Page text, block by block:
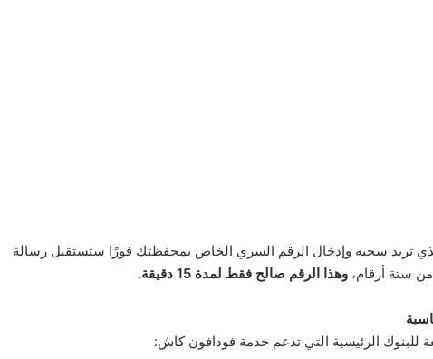
تريد سحبه وإدخال الرقم السري الخاص بمحفظتك فورًا ستستقبل رسالة
ستة أرقام، وهذا الرقم صالح فقط لمدة 15 دقيقة.
للبنوك الرئيسية التي تدعم خدمة فودافون كاش: